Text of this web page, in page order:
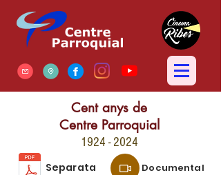
Cent anys de
Centre Parroquial
1924 - 2024
Separata Documental